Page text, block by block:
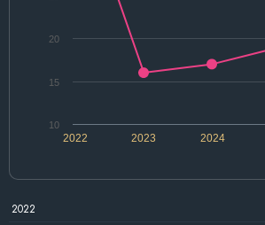
2022 2024
2023
10
15
20
2022